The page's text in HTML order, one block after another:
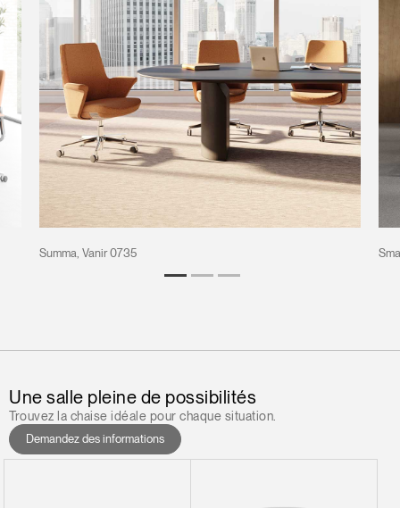
Summa, Vanir 0735
Une salle pleine de possibilités
Trouvez la chaise idéale pour chaque situation.
Demandez des informations